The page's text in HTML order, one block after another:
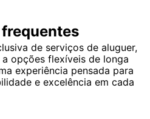
de serviços de aluguer,
opções flexíveis de longa
experiência pensada para
e excelência em cada